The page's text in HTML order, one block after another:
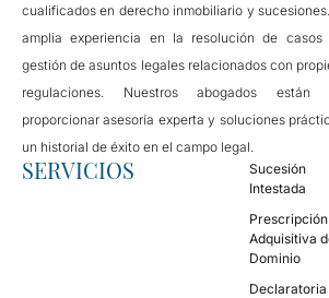
cualificados en derecho inmobiliario y
amplia experiencia en la resolución de
gestión de asuntos legales relacionados con
regulaciones. Nuestros abogados están
proporcionar asesoría experta y soluciones
un historial de éxito en el campo legal.
SERVICIOS
Sucesión
Intestada
Prescripción
Adquisitiva
Dominio
Declaratoria